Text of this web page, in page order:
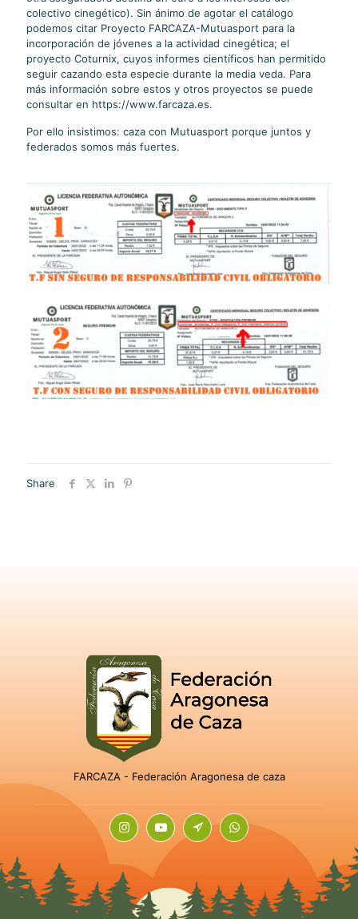
colectivo cinegético). Sin ánimo de agotar el catálogo
podemos citar Proyecto FARCAZA-Mutuasport para la
incorporación de jóvenes a la actividad cinegética; el
proyecto Coturnix, cuyos informes científicos han permitido
seguir cazando esta especie durante la media veda. Para
más información sobre estos y otros proyectos se puede
consultar en https://www.farcaza.es.
Por ello insistimos: caza con Mutuasport porque juntos y
federados somos más fuertes.
Share
FARCAZA - Federación Aragonesa de caza